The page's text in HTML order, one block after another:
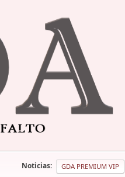
Noticias: GDA PREMIUM VIP